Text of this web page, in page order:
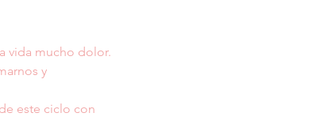
vida mucho dolor.
y
este ciclo con